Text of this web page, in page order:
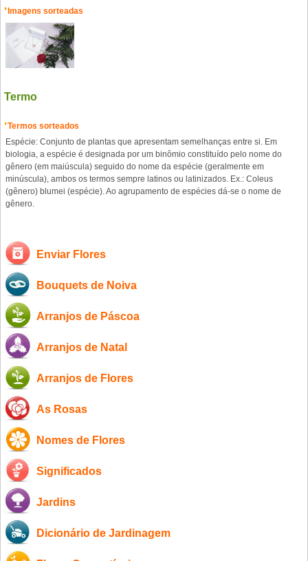
Imagens sorteadas
Termo
Termos sorteados
Espécie: Conjunto de plantas que apresentam semelhanças entre si. Em
biologia, a espécie é designada por um binômio constituído pelo nome do
gênero (em maiúscula) seguido do nome da espécie (geralmente em
minúscula), ambos os termos sempre latinos ou latinizados. Ex.: Coleus
(gênero) blumei (espécie). Ao agrupamento de espécies dá-se o nome de
gênero.
Enviar Flores
Bouquets de Noiva
Arranjos de Páscoa
Arranjos de Natal
Arranjos de Flores
As Rosas
Nomes de Flores
Significados
Jardins
Dicionário de Jardinagem